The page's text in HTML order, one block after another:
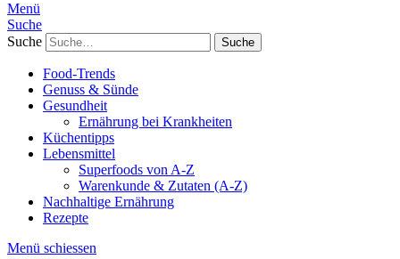
Menü
Suche
Suche
Food-Trends
Genuss & Sünde
Gesundheit
Ernährung bei Krankheiten
Küchentipps
Lebensmittel
Superfoods von A-Z
Warenkunde & Zutaten (A-Z)
Nachhaltige Ernährung
Rezepte
Menü schiessen